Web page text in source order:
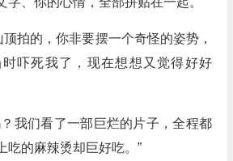
拍的，你非要摆一个奇怪的姿势，
吓死我了，现在想想又觉得好好
我们看了一部巨烂的片子，全程都
吃的麻辣烫却巨好吃。”